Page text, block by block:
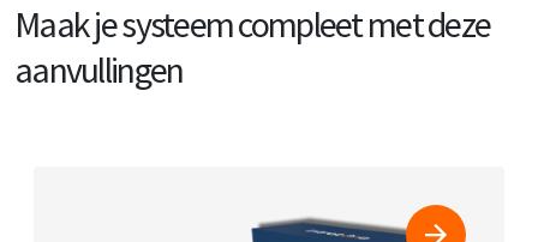
Maak je systeem compleet met deze
aanvullingen